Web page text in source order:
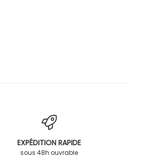
EXPÉDITION RAPIDE
sous 48h ouvrable